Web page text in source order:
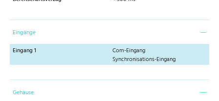
Eingänge
Eingang 1
Com-Eingang
Synchronisations-Eingang
Gehäuse